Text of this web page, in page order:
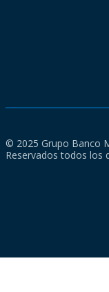
© 2025 Grupo Banco
Reservados todos los